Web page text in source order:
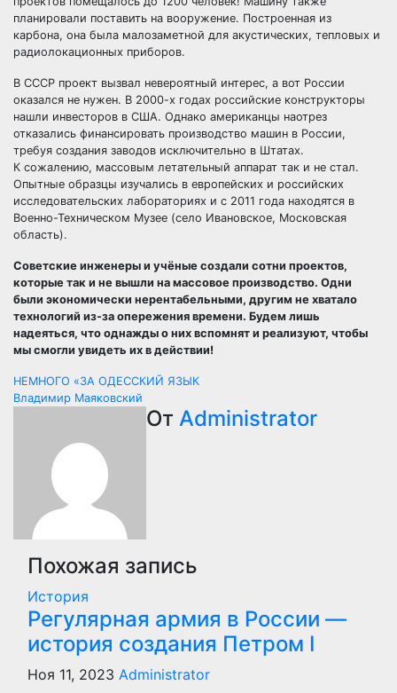
планировали поставить на вооружение. Построенная из
карбона, она была малозаметной для акустических, тепловых и
радиолокационных приборов.
В СССР проект вызвал невероятный интерес, а вот России
оказался не нужен. В 2000-х годах российские конструкторы
нашли инвесторов в США. Однако американцы наотрез
отказались финансировать производство машин в России,
требуя создания заводов исключительно в Штатах.
К сожалению, массовым летательный аппарат так и не стал.
Опытные образцы изучались в европейских и российских
исследовательских лабораториях и с 2011 года находятся в
Военно-Техническом Музее (село Ивановское, Московская
область).
Советские инженеры и учёные создали сотни проектов,
которые так и не вышли на массовое производство. Одни
были экономически нерентабельными, другим не хватало
технологий из-за опережения времени. Будем лишь
надеяться, что однажды о них вспомнят и реализуют, чтобы
мы смогли увидеть их в действии!
Навигация
записям
НЕМНОГО «ЗА ОДЕССКИЙ ЯЗЫК
Владимир Маяковский
От Administrator
Похожая запись
История
Регулярная армия в России —
история создания Петром I
Ноя 11, 2023 Administrator